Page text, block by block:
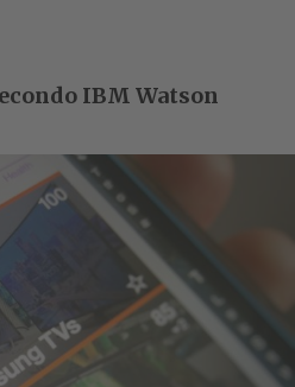
IBM Watson